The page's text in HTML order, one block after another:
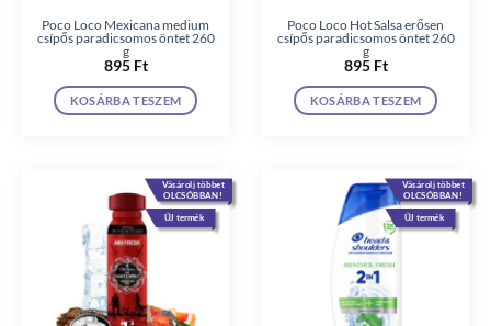
Poco Loco Mexicana medium
csípős paradicsomos öntet 260
g
895 Ft
KOSÁRBA TESZEM
Poco Loco Hot Salsa erősen
csípős paradicsomos öntet 260
g
895 Ft
KOSÁRBA TESZEM
Vásárolj többet
OLCSÓBBAN!
ÚJ termék
Vásárolj többet
OLCSÓBBAN!
ÚJ termék